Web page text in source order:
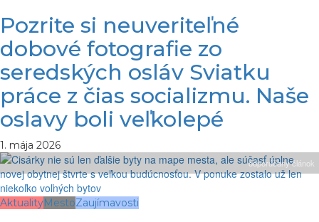
Pozrite si neuveriteľné
dobové fotografie zo
seredských osláv Sviatku
práce z čias socializmu. Naše
oslavy boli veľkolepé
1. mája 2026
odporúčaný článok
AktualityMestoZaujímavosti